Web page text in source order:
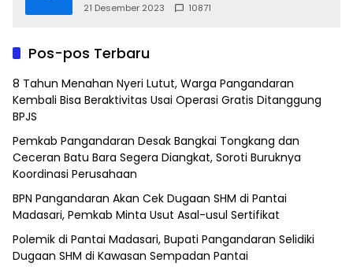
21 Desember 2023 10871
Pos-pos Terbaru
8 Tahun Menahan Nyeri Lutut, Warga Pangandaran
Kembali Bisa Beraktivitas Usai Operasi Gratis Ditanggung
BPJS
Pemkab Pangandaran Desak Bangkai Tongkang dan
Ceceran Batu Bara Segera Diangkat, Soroti Buruknya
Koordinasi Perusahaan
BPN Pangandaran Akan Cek Dugaan SHM di Pantai
Madasari, Pemkab Minta Usut Asal-usul Sertifikat
Polemik di Pantai Madasari, Bupati Pangandaran Selidiki
Dugaan SHM di Kawasan Sempadan Pantai